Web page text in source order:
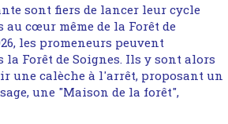
sont fiers de lancer leur cycle
au cœur même de la Forêt de
les promeneurs peuvent
la Forêt de Soignes. Ils y sont alors
une calèche à l'arrêt, proposant un
une "Maison de la forêt",